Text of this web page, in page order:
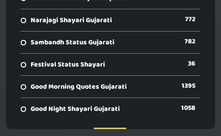
Narajagi Shayari Gujarati 772
Sambandh Status Gujarati 782
Festival Status Shayari 36
Good Morning Quotes Gujarati 1395
Good Night Shayari Gujarati 1058